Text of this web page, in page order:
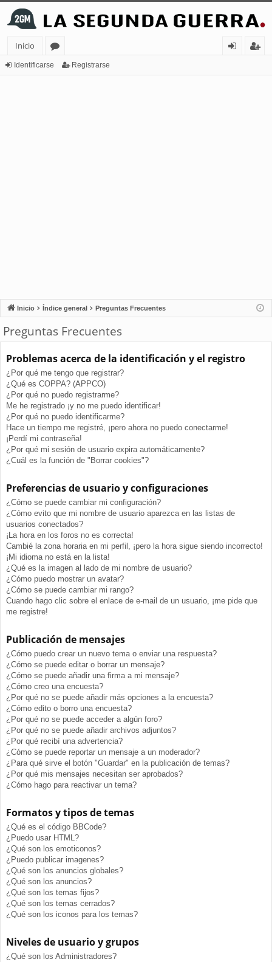
Inicio
or
Identificarse Registrarse
Inicio Índice general Preguntas Frecuentes
Preguntas Frecuentes
Problemas acerca de la identificación y el registro
¿Por qué me tengo que registrar?
¿Qué es COPPA? (APPCO)
¿Por qué no puedo registrarme?
Me he registrado ¡y no me puedo identificar!
¿Por qué no puedo identificarme?
Hace un tiempo me registré, ¡pero ahora no puedo conectarme!
¡Perdí mi contraseña!
¿Por qué mi sesión de usuario expira automáticamente?
¿Cuál es la función de "Borrar cookies"?
Preferencias de usuario y configuraciones
¿Cómo se puede cambiar mi configuración?
¿Cómo evito que mi nombre de usuario aparezca en las listas de
usuarios conectados?
¡La hora en los foros no es correcta!
Cambié la zona horaria en mi perfil, ¡pero la hora sigue siendo incorrecto!
¡Mi idioma no está en la lista!
¿Qué es la imagen al lado de mi nombre de usuario?
¿Cómo puedo mostrar un avatar?
¿Cómo se puede cambiar mi rango?
Cuando hago clic sobre el enlace de e-mail de un usuario, ¡me pide que
me registre!
Publicación de mensajes
¿Cómo puedo crear un nuevo tema o enviar una respuesta?
¿Cómo se puede editar o borrar un mensaje?
¿Cómo se puede añadir una firma a mi mensaje?
¿Cómo creo una encuesta?
¿Por qué no se puede añadir más opciones a la encuesta?
¿Cómo edito o borro una encuesta?
¿Por qué no se puede acceder a algún foro?
¿Por qué no se puede añadir archivos adjuntos?
¿Por qué recibí una advertencia?
¿Cómo se puede reportar un mensaje a un moderador?
¿Para qué sirve el botón "Guardar" en la publicación de temas?
¿Por qué mis mensajes necesitan ser aprobados?
¿Cómo hago para reactivar un tema?
Formatos y tipos de temas
¿Qué es el código BBCode?
¿Puedo usar HTML?
¿Qué son los emoticonos?
¿Puedo publicar imagenes?
¿Qué son los anuncios globales?
¿Qué son los anuncios?
¿Qué son los temas fijos?
¿Qué son los temas cerrados?
¿Qué son los iconos para los temas?
Niveles de usuario y grupos
¿Qué son los Administradores?